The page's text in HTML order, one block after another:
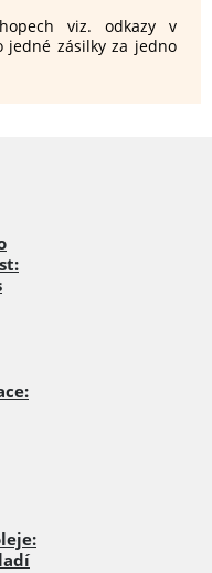
viz. odkazy v
jedné zásilky za jedno